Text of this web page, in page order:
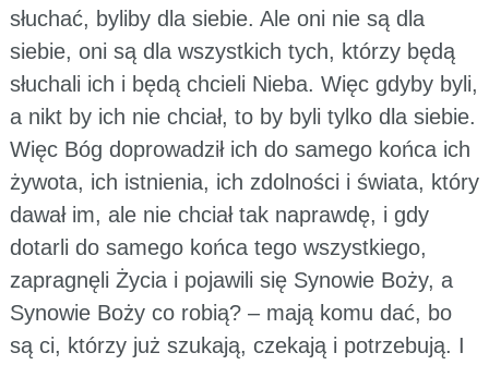
słuchać, byliby dla siebie. Ale oni nie są dla
siebie, oni są dla wszystkich tych, którzy będą
słuchali ich i będą chcieli Nieba. Więc gdyby byli,
a nikt by ich nie chciał, to by byli tylko dla siebie.
Więc Bóg doprowadził ich do samego końca ich
żywota, ich istnienia, ich zdolności i świata, który
dawał im, ale nie chciał tak naprawdę, i gdy
dotarli do samego końca tego wszystkiego,
zapragnęli Życia i pojawili się Synowie Boży, a
Synowie Boży co robią? – mają komu dać, bo
są ci, którzy już szukają, czekają i potrzebują. I